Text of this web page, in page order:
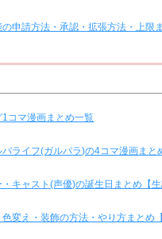
申請方法・承認・拡張方法・上限
1コマ漫画まとめ一覧
ライフ(ガルパラ)の4コマ漫画まと
キャスト(声優)の誕生日まとめ【生
変え・装飾の方法・やり方まとめ